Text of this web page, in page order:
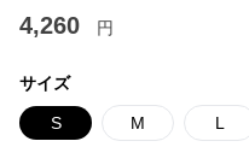
4,260 円
サイズ
S M L